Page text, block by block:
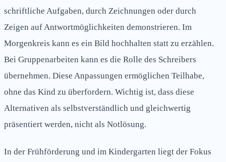
schriftliche Aufgaben, durch Zeichnungen oder durch
Zeigen auf Antwortmöglichkeiten demonstrieren. Im
Morgenkreis kann es ein Bild hochhalten statt zu erzählen.
Bei Gruppenarbeiten kann es die Rolle des Schreibers
übernehmen. Diese Anpassungen ermöglichen Teilhabe,
ohne das Kind zu überfordern. Wichtig ist, dass diese
Alternativen als selbstverständlich und gleichwertig
präsentiert werden, nicht als Notlösung.
In der Frühförderung und im Kindergarten liegt der Fokus